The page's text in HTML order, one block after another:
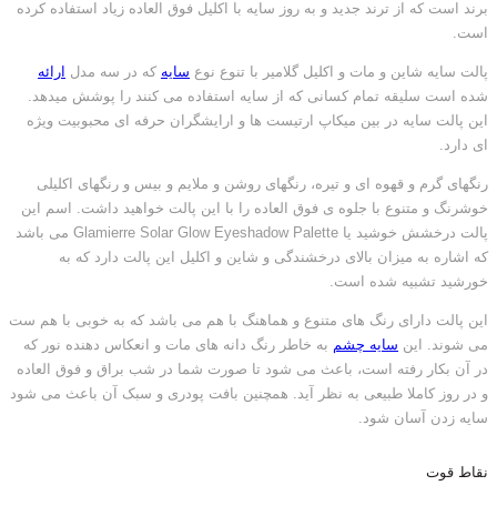
برند است که از ترند جدید و به روز سایه با اکلیل فوق العاده زیاد استفاده کرده
است.
پالت سایه شاین و مات و اکلیل گلامیر با تنوع نوع سایه که در سه مدل ارائه
شده است سلیقه تمام کسانی که از سایه استفاده می کنند را پوشش میدهد.
این پالت سایه در بین میکاپ ارتیست ها و ارایشگران حرفه ای محبوبیت ویژه
ای دارد.
رنگهای گرم و قهوه ای و تیره، رنگهای روشن و ملایم و بیس و رنگهای اکلیلی
خوشرنگ و متنوع با جلوه ی فوق العاده را با این پالت خواهید داشت. اسم این
پالت درخشش خوشید یا Glamierre Solar Glow Eyeshadow Palette می باشد
که اشاره به میزان بالای درخشندگی و شاین و اکلیل این پالت دارد که به
خورشید تشبیه شده است.
این پالت دارای رنگ های متنوع و هماهنگ با هم می باشد که به خوبی با هم ست
می شوند‏.‏ این سایه چشم به خاطر رنگ دانه های مات و انعكاس دهنده نور كه
در آن بكار رفته است، باعث می شود تا صورت شما در شب براق و فوق العاده
و در روز کاملا طبیعی به نظر آيد‏.‏ همچنین بافت پودری و سبک آن باعث می شود
سایه زدن آسان شود.
نقاط قوت